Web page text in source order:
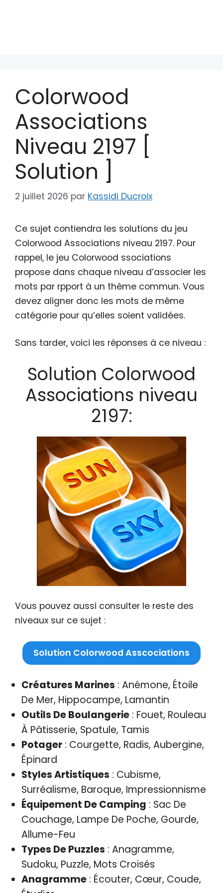
Colorwood
Associations
Niveau 2197 [
Solution ]
2 juillet 2026 par Kassidi Ducroix
Ce sujet contiendra les solutions du jeu
Colorwood Associations niveau 2197. Pour
rappel, le jeu Colorwood ssociations
propose dans chaque niveau d’associer les
mots par rpport à un thème commun. Vous
devez aligner donc les mots de même
catégorie pour qu’elles soient validées.
Sans tarder, voici les réponses à ce niveau :
Solution Colorwood
Associations niveau
2197:
Vous pouvez aussi consulter le reste des
niveaux sur ce sujet :
Solution Colorwood Asscociations
Créatures Marines : Anémone, Étoile
De Mer, Hippocampe, Lamantin
Outils De Boulangerie: Fouet, Rouleau
À Pâtisserie, Spatule, Tamis
Potager: Courgette, Radis, Aubergine,
Épinard
Styles Artistiques : Cubisme,
Surréalisme, Baroque, Impressionnisme
Équipement De Camping : Sac De
Couchage, Lampe De Poche, Gourde,
Allume-Feu
Types De Puzzles : Anagramme,
Sudoku, Puzzle, Mots Croisés
Anagramme: Écouter, Cœur, Coude,